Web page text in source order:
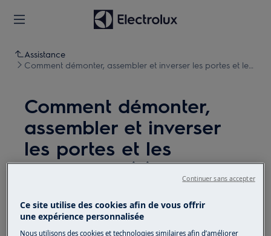
Assistance
Comment démonter, assembler et inverser les portes et les
Comment démonter,
assembler et inverser
les portes et les
charnières (9)
Solution
Avant toute opération de maintenance, éteignez
Ce site utilise des cookies afin de vous offrir
une expérience personnalisée
Nous utilisons des cookies et technologies similaires afin d’améliorer
Continuer sans accepter